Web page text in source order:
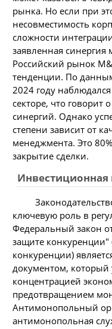
рынка. Но если при
несовместимость
сложности
заявленная синергия
Российский рынок
тенденции. По
2024 году
секторе, что говорит
синергий. Однако
степени зависит от
менеджмента. Это
закрытие сделки.
Инвестиционная
ключевую роль в
Федеральный закон
защите
конкуренции)
документом, который
концентрацией
предотвращением
Антимонопольный
антимонопольная